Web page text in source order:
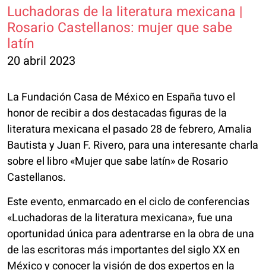
Luchadoras de la literatura mexicana |
Rosario Castellanos: mujer que sabe
latín
20 abril 2023
La Fundación Casa de México en España tuvo el
honor de recibir a dos destacadas figuras de la
literatura mexicana el pasado 28 de febrero, Amalia
Bautista y Juan F. Rivero, para una interesante charla
sobre el libro «Mujer que sabe latín» de Rosario
Castellanos.
Este evento, enmarcado en el ciclo de conferencias
«Luchadoras de la literatura mexicana», fue una
oportunidad única para adentrarse en la obra de una
de las escritoras más importantes del siglo XX en
México y conocer la visión de dos expertos en la